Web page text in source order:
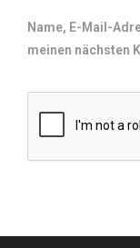
Name, E-Mail-
meinen nächsten